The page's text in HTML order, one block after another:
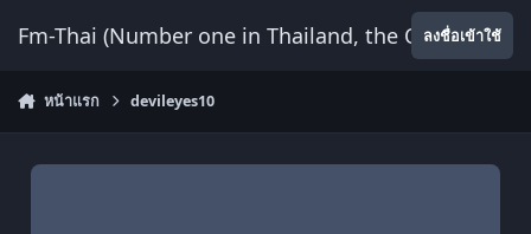
Fm-Thai (Number one in Thailand, the Onlyลงชื่อเข้าใช้
หน้าแรก devileyes10